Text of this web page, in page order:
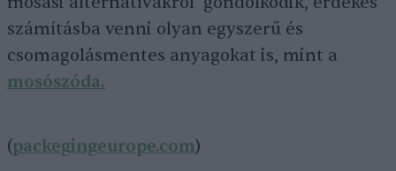
számításba venni olyan egyszerű és
csomagolásmentes anyagokat is, mint a
mosószóda.
(packegingeurope.com)